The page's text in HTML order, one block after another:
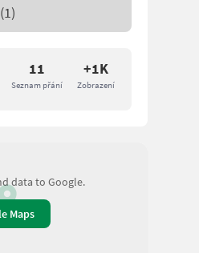
11
Seznam přání
+1K
Zobrazení
(1)
data to Google.
Maps